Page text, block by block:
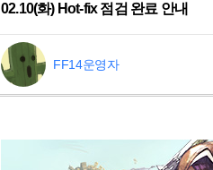
02.10(화) Hot-fix 점검 완료 안내
FF14운영자